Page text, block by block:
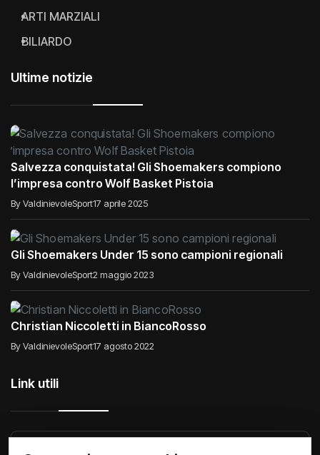
ARTI MARZIALI
BILIARDO
Ultime notizie
Salvezza conquistata! Gli Shoemakers compiono
l’impresa contro Wolf Basket Pistoia
By ValdinievoleSport17 aprile 2025
Gli Shoemakers Under 15 sono campioni regionali
By ValdinievoleSport2 maggio 2023
Christian Niccoletti in BiancoRosso
By ValdinievoleSport17 agosto 2022
Link utili